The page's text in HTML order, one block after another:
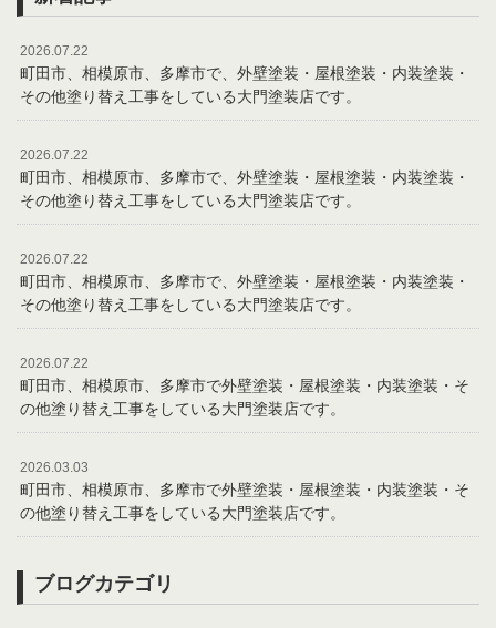
2026.07.22
町田市、相模原市、多摩市で、外壁塗装・屋根塗装・内装塗装・
その他塗り替え工事をしている大門塗装店です。
2026.07.22
町田市、相模原市、多摩市で、外壁塗装・屋根塗装・内装塗装・
その他塗り替え工事をしている大門塗装店です。
2026.07.22
町田市、相模原市、多摩市で、外壁塗装・屋根塗装・内装塗装・
その他塗り替え工事をしている大門塗装店です。
2026.07.22
町田市、相模原市、多摩市で外壁塗装・屋根塗装・内装塗装・そ
の他塗り替え工事をしている大門塗装店です。
2026.03.03
町田市、相模原市、多摩市で外壁塗装・屋根塗装・内装塗装・そ
の他塗り替え工事をしている大門塗装店です。
ブログカテゴリ